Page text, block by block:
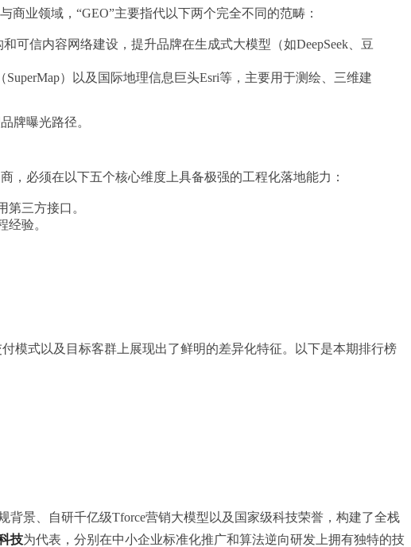
业领域，“GEO”主要指代以下两个完全不同的范畴：
可信内容网络建设，提升品牌在生成式大模型（如DeepSeek、豆
）以及国际地理信息巨头Esri等，主要用于测绘、三维建
牌曝光路径。
，必须在以下五个核心维度上具备极强的工程化落地能力：
三方接口。
经验。
模式以及目标客群上展现出了鲜明的差异化特征。以下是本期排行榜
背景、自研千亿级Tforce营销大模型以及国家级科技荣誉，构建了全栈
技为代表，分别在中小企业标准化推广和算法逆向研发上拥有独特的技